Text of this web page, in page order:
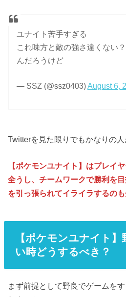
ユナイト苦手すぎる
これ味方と敵の強さ違くない
んだろうけど
— SSZ (@ssz0403)August 6,
Twitterを見た限りでもかなりの人
【ポケモンユナイト】はプレイ
全うし、チームワークで勝利を
を引っ張られてイライラするのも
【ポケモンユナイト
い時どうするべき？
まず前提として野良でゲームを